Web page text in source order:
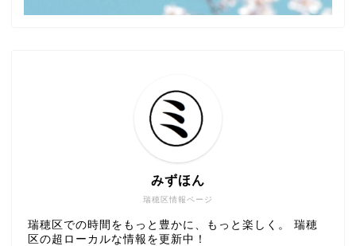
瑞穂区情報ページ
みずほん
瑞穂区での時間をもっと豊かに、もっと楽しく。 瑞穂
区の超ローカルな情報を更新中！